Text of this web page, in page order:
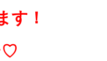
す！
♡